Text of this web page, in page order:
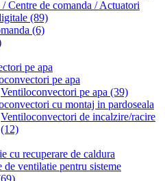
Centre de comanda / Actuatori
(89)
(6)
pe apa
pe apa
Ventiloconvectori pe apa (39)
cu montaj in pardoseala
Ventiloconvectori de incalzire/racire
(12)
cu recuperare de caldura
de ventilatie pentru sisteme